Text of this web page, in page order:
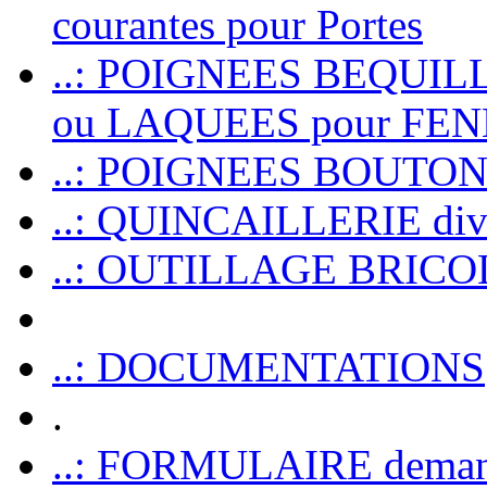
courantes pour Portes
..: POIGNEES
ou LAQUEES pour
..: POIGNEES
..: QUINCAILLERIE
..: OUTILLAGE
..: DOCUMENTATIONS
.
..: FORMULAIRE